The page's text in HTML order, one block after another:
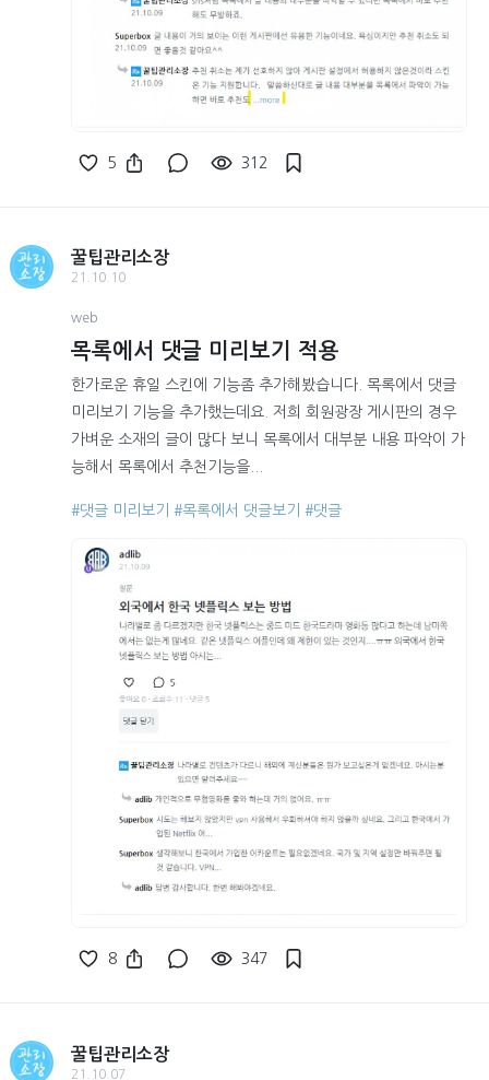
5 312
꿀팁관리소장
21.10.10
web
목록에서 댓글 미리보기 적용
한가로운 휴일 스킨에 기능좀 추가해봤습니다. 목록에서 댓글
미리보기 기능을 추가했는데요. 저희 회원광장 게시판의 경우
가벼운 소재의 글이 많다 보니 목록에서 대부분 내용 파악이 가
능해서 목록에서 추천기능을...
#댓글 미리보기 #목록에서 댓글보기 #댓글
8 347
꿀팁관리소장
21.10.07